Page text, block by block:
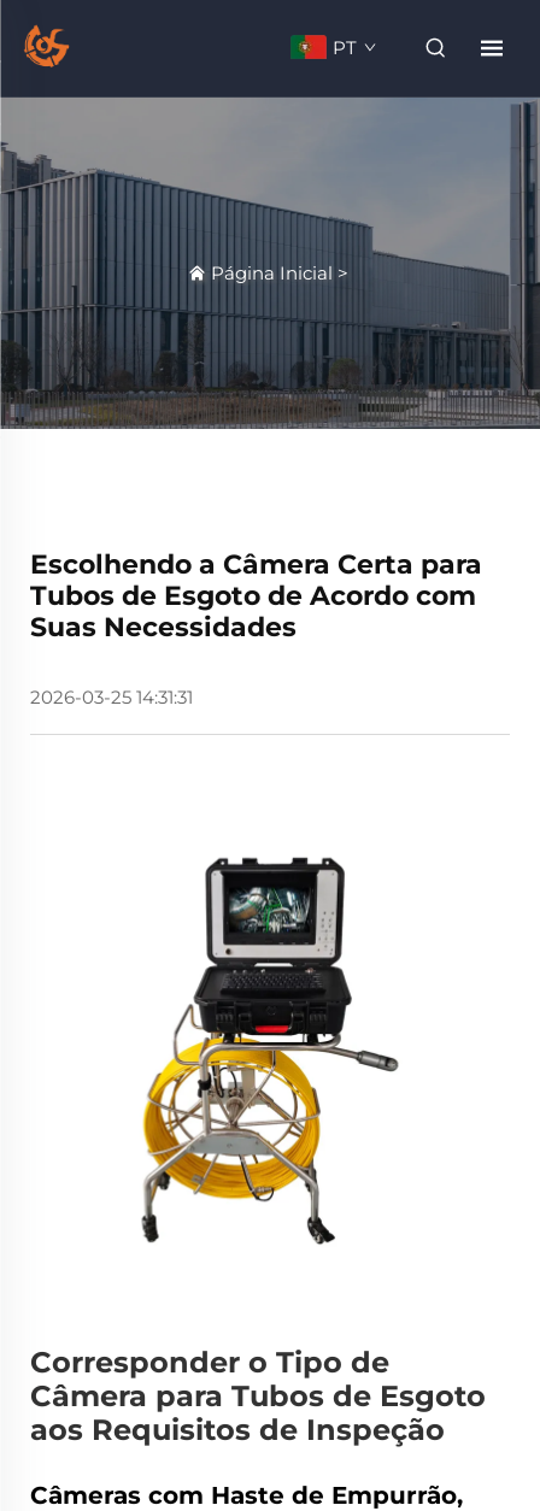
PT
Página Inicial >
Escolhendo a Câmera Certa para
Tubos de Esgoto de Acordo com
Suas Necessidades
2026-03-25 14:31:31
Corresponder o Tipo de
Câmera para Tubos de Esgoto
aos Requisitos de Inspeção
Câmeras com Haste de Empurrão,